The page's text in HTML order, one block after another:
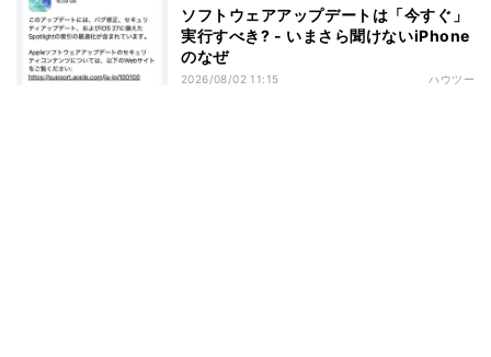
ソフトウェアアップデートは「今すぐ」
実行すべき? - いまさら聞けないiPhone
のなぜ
2026/08/02 11:15 ハウツー